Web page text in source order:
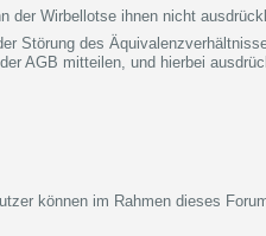
der Wirbellotse ihnen nicht
Störung des
AGB mitteilen, und hierbei
können im Rahmen dieses